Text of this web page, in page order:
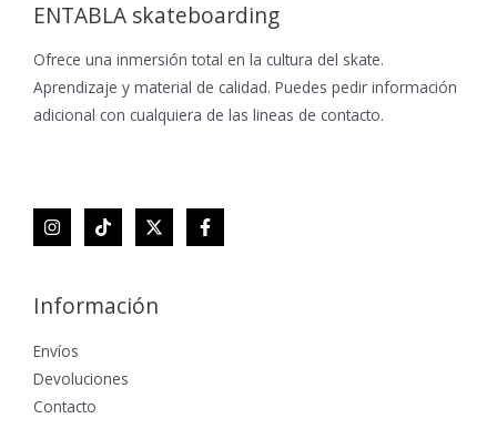
ENTABLA skateboarding
Ofrece una inmersión total en la cultura del skate.
Aprendizaje y material de calidad. Puedes pedir información
adicional con cualquiera de las lineas de contacto.
Información
Envíos
Devoluciones
Contacto